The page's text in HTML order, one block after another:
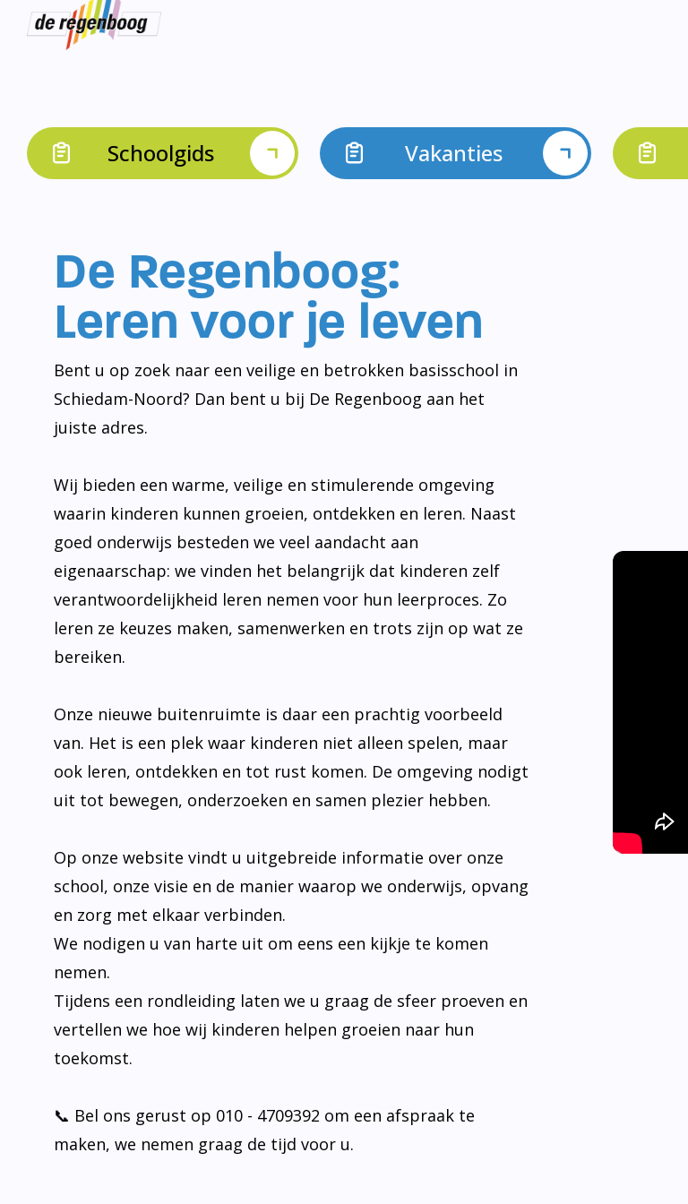
Schoolgids Vakanties
De Regenboog:
Leren voor je leven
Bent u op zoek naar een veilige en betrokken basisschool in
Schiedam-Noord? Dan bent u bij De Regenboog aan het
juiste adres.
Wij bieden een warme, veilige en stimulerende omgeving
waarin kinderen kunnen groeien, ontdekken en leren. Naast
goed onderwijs besteden we veel aandacht aan
eigenaarschap: we vinden het belangrijk dat kinderen zelf
verantwoordelijkheid leren nemen voor hun leerproces. Zo
leren ze keuzes maken, samenwerken en trots zijn op wat ze
bereiken.
Onze nieuwe buitenruimte is daar een prachtig voorbeeld
van. Het is een plek waar kinderen niet alleen spelen, maar
ook leren, ontdekken en tot rust komen. De omgeving nodigt
uit tot bewegen, onderzoeken en samen plezier hebben.
Op onze website vindt u uitgebreide informatie over onze
school, onze visie en de manier waarop we onderwijs, opvang
en zorg met elkaar verbinden.
We nodigen u van harte uit om eens een kijkje te komen
nemen.
Tijdens een rondleiding laten we u graag de sfeer proeven en
vertellen we hoe wij kinderen helpen groeien naar hun
toekomst.
📞 Bel ons gerust op 010 - 4709392 om een afspraak te
maken, we nemen graag de tijd voor u.